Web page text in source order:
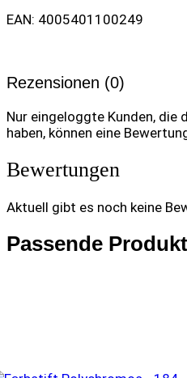
EAN: 4005401100249
Rezensionen (0)
Nur eingeloggte Kunden, die
haben, können eine
Bewertungen
Aktuell gibt es noch keine
Passende